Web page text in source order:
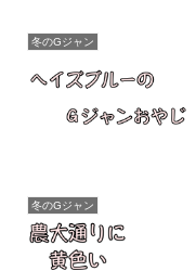
冬のGジャン
冬のGジャン